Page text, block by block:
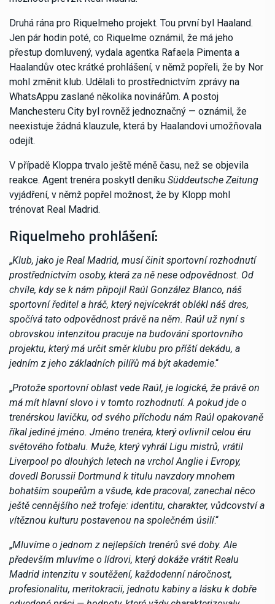
Druhá rána pro Riquelmeho projekt. Tou první byl Haaland.
Jen pár hodin poté, co Riquelme oznámil, že má jeho
přestup domluvený, vydala agentka Rafaela Pimenta a
Haalandův otec krátké prohlášení, v němž popřeli, že by Nor
mohl změnit klub. Udělali to prostřednictvím zprávy na
WhatsAppu zaslané několika novinářům. A postoj
Manchesteru City byl rovněž jednoznačný — oznámil, že
neexistuje žádná klauzule, která by Haalandovi umožňovala
odejít.
V případě Kloppa trvalo ještě méně času, než se objevila
reakce. Agent trenéra poskytl deníku Süddeutsche Zeitung
vyjádření, v němž popřel možnost, že by Klopp mohl
trénovat Real Madrid.
Riquelmeho prohlášení:
„Klub, jako je Real Madrid, musí činit sportovní rozhodnutí
prostřednictvím osoby, která za ně nese odpovědnost. Od
chvíle, kdy se k nám připojil Raúl González Blanco, náš
sportovní ředitel a hráč, který nejvícekrát oblékl náš dres,
spočívá tato odpovědnost právě na něm. Raúl už nyní s
obrovskou intenzitou pracuje na budování sportovního
projektu, který má určit směr klubu pro příští dekádu, a
jedním z jeho základních pilířů má být akademie.“
„Protože sportovní oblast vede Raúl, je logické, že právě on
má mít hlavní slovo i v tomto rozhodnutí. A pokud jde o
trenérskou lavičku, od svého příchodu nám Raúl opakovaně
říkal jediné jméno. Jméno trenéra, který ovlivnil celou éru
světového fotbalu. Muže, který vyhrál Ligu mistrů, vrátil
Liverpool po dlouhých letech na vrchol Anglie i Evropy,
dovedl Borussii Dortmund k titulu navzdory mnohem
bohatším soupeřům a všude, kde pracoval, zanechal něco
ještě cennějšího než trofeje: identitu, charakter, vůdcovství a
vítěznou kulturu postavenou na společném úsilí.“
„Mluvíme o jednom z nejlepších trenérů své doby. Ale
především mluvíme o lídrovi, který dokáže vrátit Realu
Madrid intenzitu v soutěžení, každodenní náročnost,
profesionalitu, meritokracii, jednotu kabiny a lásku k dobře